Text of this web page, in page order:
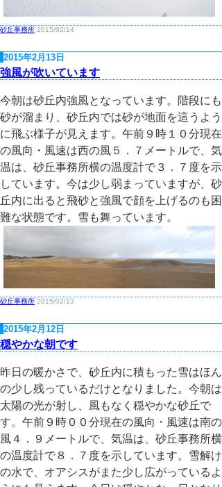
砂丘事務所 2015/02/14
2015年2月13日
強風が吹いています
今朝は砂丘内強風となっています。階段にも
砂が溜まり、砂丘内では砂が地面を這うよう
に飛ぶ様子が見えます。午前９時１０分現在
の風向・風速は西の風５．７メートルで、気
温は、砂丘事務所横の温度計で３．７度を示
しています。今は少し弱まっていますが、砂
丘内に出ると飛砂と強風で顔を上げるのも困
難な状態です。雪も舞っています。
砂丘事務所 2015/02/13
2015年2月12日
穏やかな朝です
昨日の暖かさで、砂丘内に積もった雪はほん
の少し残っているだけとなりました。今朝は
太陽の光が射し、風もなく穏やかな砂丘で
す。午前９時００分現在の風向・風速は南の
風４．９メートルで、気温は、砂丘事務所横
の温度計で８．７度を示しています。雪解け
の水で、オアシスがまた少し広がっているよ